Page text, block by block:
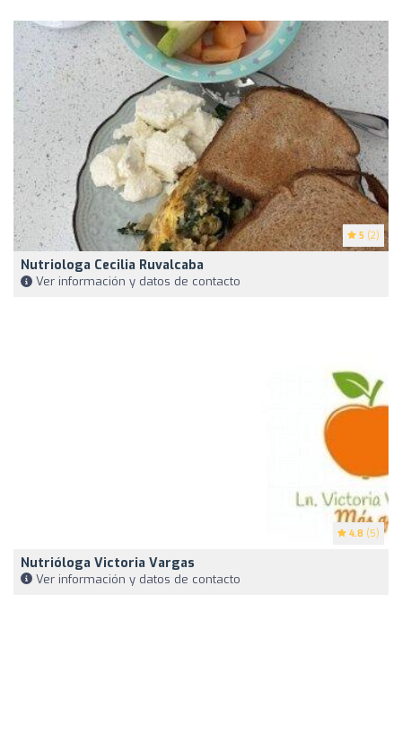
5 (2)
Nutriologa Cecilia Ruvalcaba
Ver información y datos de contacto
4.8 (5)
Nutrióloga Victoria Vargas
Ver información y datos de contacto